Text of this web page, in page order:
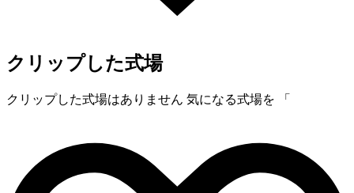
クリップした式場
クリップした式場はありません 気になる式場を 「